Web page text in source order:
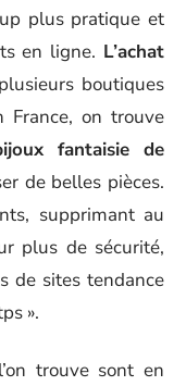
plus pratique et
en ligne. L’achat
boutiques
France, on trouve
fantaisie de
de belles pièces.
supprimant au
plus de sécurité,
de sites tendance
».
trouve sont en